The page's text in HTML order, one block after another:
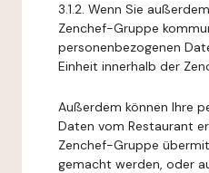
3.1.2. Wenn Sie
Zenchef-Gruppe
personenbezogenen
Einheit innerhalb der
Außerdem können Ihre
Daten vom Restaurant
Zenchef-Gruppe
gemacht werden, oder